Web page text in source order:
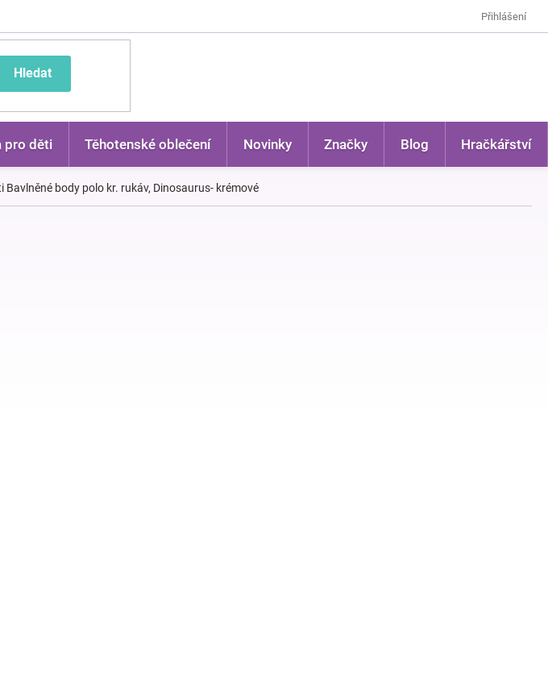
Přihlášení
Hledat
pro děti Těhotenské oblečení Novinky Značky Blog Hračkářství
Bavlněné body polo kr. rukáv, Dinosaurus- krémové